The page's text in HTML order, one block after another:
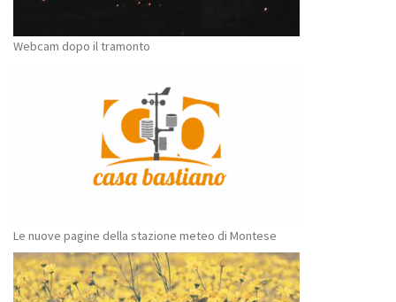
Webcam dopo il tramonto
Le nuove pagine della stazione meteo di Montese